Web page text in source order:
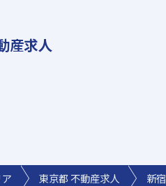
産求人
東京都 不動産求人 新